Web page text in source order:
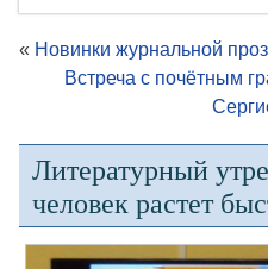
« Новинки журнальной
Встреча с почётным
Литературный
человек растет